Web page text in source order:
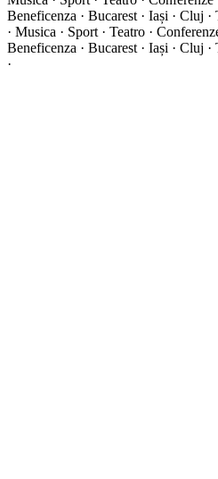
Beneficenza · Bucarest · Iași · Cluj
· Musica · Sport · Teatro ·
Beneficenza · Bucarest · Iași · Cluj
·